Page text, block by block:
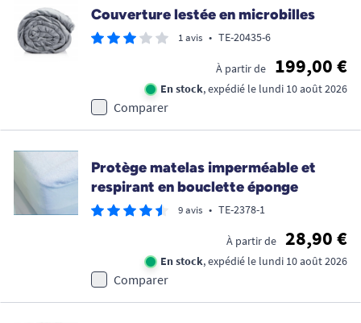
Couverture lestée en microbilles
1 avis • TE-20435-6
À partir de 199,00 €
En stock, expédié le lundi 10 août 2026
Comparer
Protège matelas imperméable et
respirant en bouclette éponge
9 avis • TE-2378-1
À partir de 28,90 €
En stock, expédié le lundi 10 août 2026
Comparer